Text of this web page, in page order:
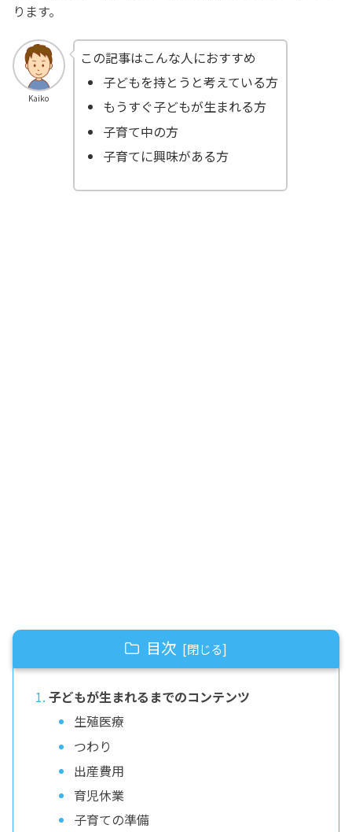
ります。
Kaiko
この記事はこんな人におすすめ
子どもを持とうと考えている方
もうすぐ子どもが生まれる方
子育て中の方
子育てに興味がある方
目次
子どもが生まれるまでのコンテンツ
生殖医療
つわり
出産費用
育児休業
子育ての準備